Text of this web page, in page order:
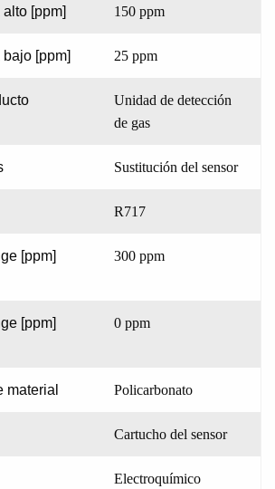
[ppm] 150 ppm
bajo [ppm] 25 ppm
Unidad de detección
de gas
Sustitución del sensor
R717
[ppm]
300 ppm
[ppm]
0 ppm
material Policarbonato
Cartucho del sensor
Electroquímico